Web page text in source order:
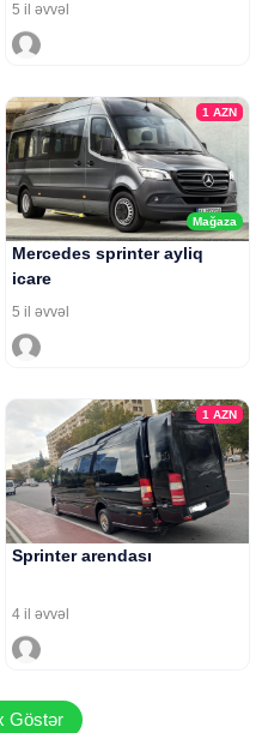
5 il əvvəl
Mağaza
1 AZN
Mercedes sprinter ayliq
icare
5 il əvvəl
1 AZN
Sprinter arendası
4 il əvvəl
Göstər